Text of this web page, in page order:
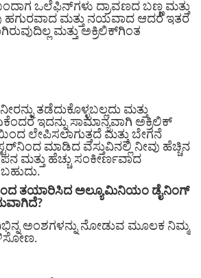
ಒಲೆಫಿನ್‌ಗಳು ದ್ರಾವಣದ ಬಣ್ಣ ಮತ್ತು
ಹಗುರವಾದ ಮತ್ತು ನಯವಾದ ಆದರೆ ಇತರ
ಮತ್ತು ಅಕ್ರಿಲಿಕ್‌ಗಿಂತ
ತಡೆದುಕೊಳ್ಳಬಲ್ಲದು ಮತ್ತು
ಇದನ್ನು ಸಾಮಾನ್ಯವಾಗಿ ಅಕ್ರಿಲಿಕ್
ಲೇಪಿಸಲಾಗುತ್ತದೆ ಮತ್ತು ಬೇಗನೆ
ಮಾಡಿದ ವಸ್ತುವಿನಲ್ಲಿ ನೀವು ಹೆಚ್ಚಿನ
ಮತ್ತು ಹೆಚ್ಚು ಸಂಕೀರ್ಣವಾದ
ತಯಾರಿಸಿದ ಅಲ್ಯೂಮಿನಿಯಂ ಡೈನಿಂಗ್
ಅಂಶಗಳನ್ನು ನೋಡುವ ಮೂಲಕ ನಿಮ್ಮ